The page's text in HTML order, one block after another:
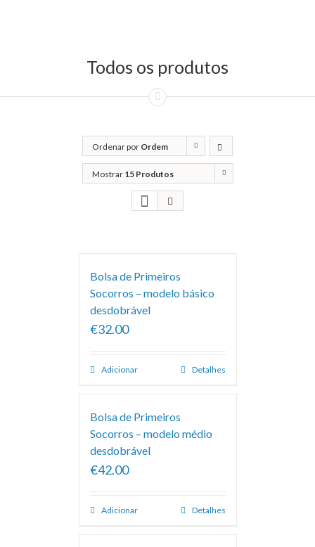
Todos os produtos
Ordenar por Ordem
predefinida
Mostrar 15 Produtos
Bolsa de Primeiros
Socorros – modelo básico
desdobrável
€32.00
Adicionar Detalhes
Bolsa de Primeiros
Socorros – modelo médio
desdobrável
€42.00
Adicionar Detalhes